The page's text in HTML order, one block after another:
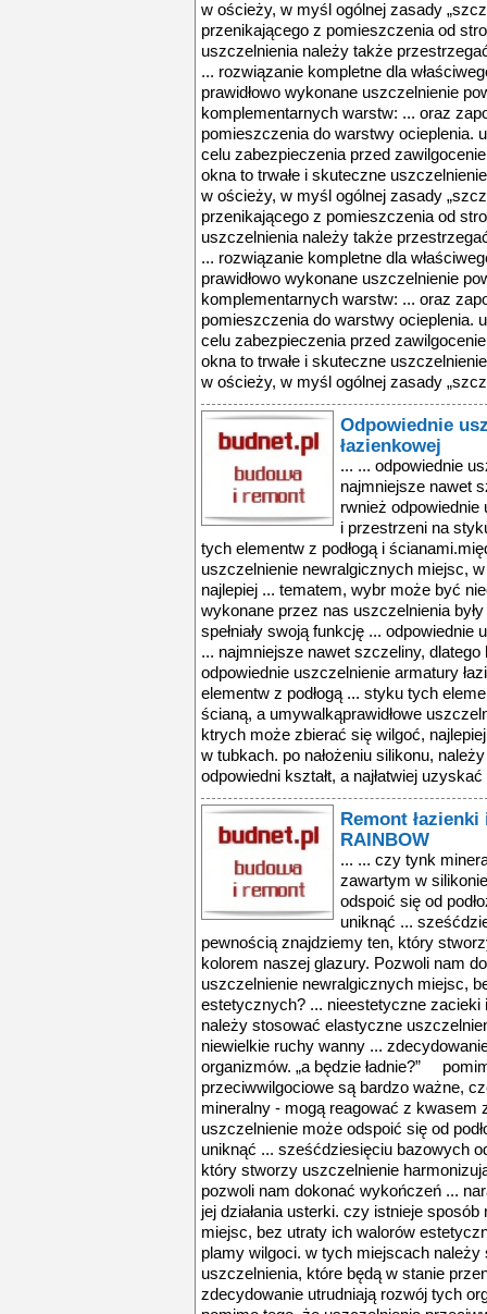
w ościeży, w myśl ogólnej zasady
przenikającego z pomieszczenia od
uszczelnienia należy także
... rozwiązanie kompletne dla
prawidłowo wykonane uszczelnienie
komplementarnych warstw: ... oraz
pomieszczenia do warstwy ocieplenia.
celu zabezpieczenia przed
okna to trwałe i skuteczne
w ościeży, w myśl ogólnej zasady
przenikającego z pomieszczenia od
uszczelnienia należy także
... rozwiązanie kompletne dla
prawidłowo wykonane uszczelnienie
komplementarnych warstw: ... oraz
pomieszczenia do warstwy ocieplenia.
celu zabezpieczenia przed
okna to trwałe i skuteczne
w ościeży, w myśl ogólnej zasady
Odpowiednie
łazienkowej
... ... odpowiednie
najmniejsze nawet
rwnież odpowiednie
i przestrzeni na
tych elementw z podłogą i
uszczelnienie newralgicznych miejsc,
najlepiej ... tematem, wybr może być
wykonane przez nas uszczelnienia
spełniały swoją funkcję ... odpowiednie
... najmniejsze nawet szczeliny,
odpowiednie uszczelnienie armatury
elementw z podłogą ... styku tych
ścianą, a umywalkąprawidłowe
ktrych może zbierać się wilgoć,
w tubkach. po nałożeniu silikonu,
odpowiedni kształt, a najłatwiej
Remont
RAINBOW
... ... czy tynk
zawartym w
odspoić się od
uniknąć ...
pewnością znajdziemy ten, który
kolorem naszej glazury. Pozwoli nam
uszczelnienie newralgicznych miejsc,
estetycznych? ... nieestetyczne
należy stosować elastyczne
niewielkie ruchy wanny ...
organizmów. „a będzie ładnie?”
przeciwwilgociowe są bardzo ważne,
mineralny - mogą reagować z kwasem
uszczelnienie może odspoić się od
uniknąć ... sześćdziesięciu bazowych
który stworzy uszczelnienie
pozwoli nam dokonać wykończeń ...
jej działania usterki. czy istnieje
miejsc, bez utraty ich walorów
plamy wilgoci. w tych miejscach
uszczelnienia, które będą w stanie
zdecydowanie utrudniają rozwój tych